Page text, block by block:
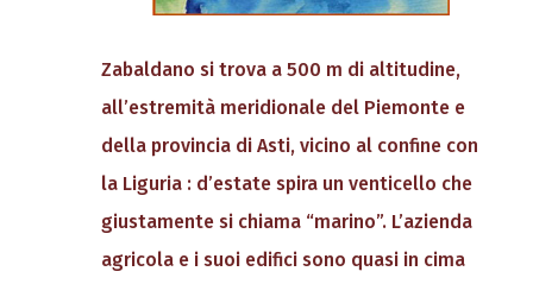
Zabaldano si trova a 500 m di altitudine,
all’estremità meridionale del Piemonte e
della provincia di Asti, vicino al confine con
la Liguria : d’estate spira un venticello che
giustamente si chiama “marino”. L’azienda
agricola e i suoi edifici sono quasi in cima